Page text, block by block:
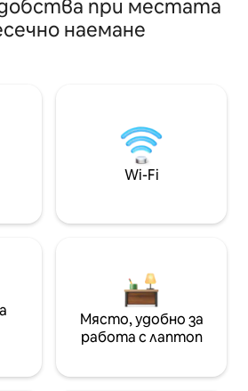
при местата
наемане
Wi-Fi
Място, удобно за
работа с лаптоп